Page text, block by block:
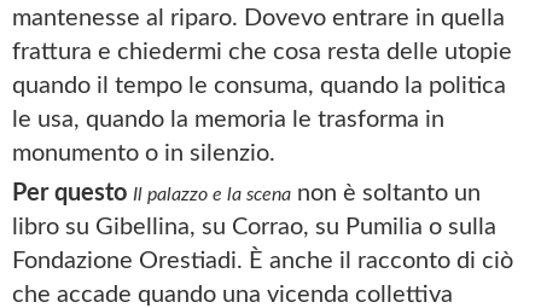
mantenesse al riparo. Dovevo entrare in quella
frattura e chiedermi che cosa resta delle utopie
quando il tempo le consuma, quando la politica
le usa, quando la memoria le trasforma in
monumento o in silenzio.
Per questo Il palazzo e la scena non è soltanto un
libro su Gibellina, su Corrao, su Pumilia o sulla
Fondazione Orestiadi. È anche il racconto di ciò
che accade quando una vicenda collettiva